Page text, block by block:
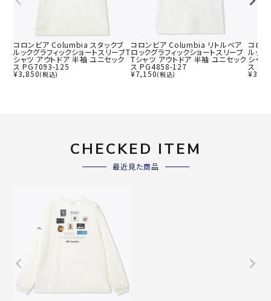
コロンビア Columbia スタックブ
ルックグラフィックショートスリーブT
シャツ アウトドア 半袖 ユニセック
ス PG7093-125
¥3,850(税込)
コロンビア Columbia リトルベア
ロックグラフィックショートスリーブ
Tシャツ アウトドア 半袖 ユニセック
ス PG4858-127
¥7,150(税込)
コロ
ルック
シャ
ス
¥
CHECKED ITEM
最近見た商品